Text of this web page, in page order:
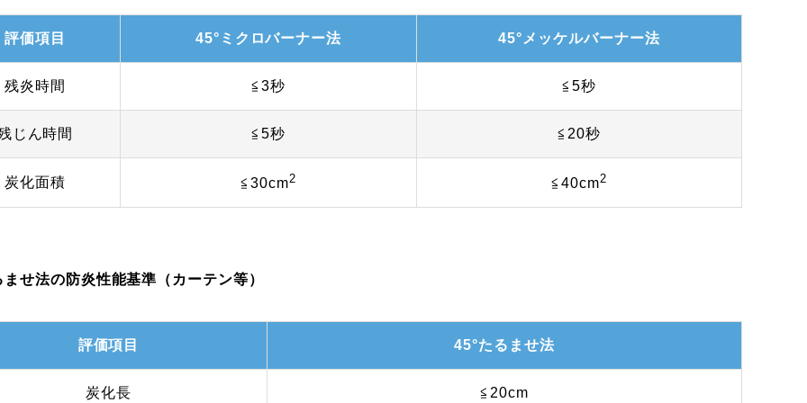
評価項目 45°ミクロバーナー法 45°メッケルバーナー法
残炎時間 ≦3秒 ≦5秒
じん時間 ≦5秒 ≦20秒
炭化面積 ≦30cm2 ≦40cm2
ませ法の防炎性能基準（カーテン等）
評価項目 45°たるませ法
炭化長 ≦20cm